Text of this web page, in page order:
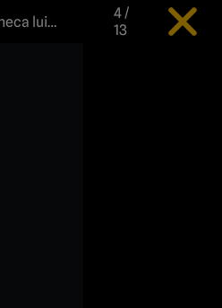
lui
4/
13